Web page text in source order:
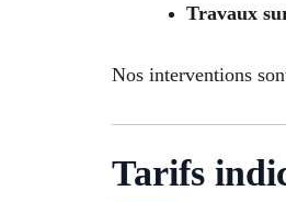
Travaux
Nos interventions
Tarifs